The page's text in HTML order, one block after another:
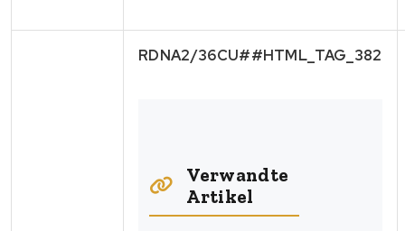
RDNA2/36CU##HTML_TAG_382
Verwandte
Artikel